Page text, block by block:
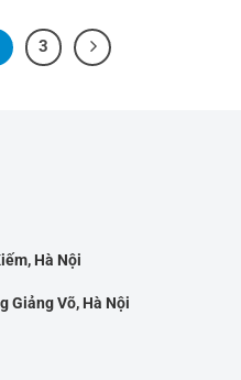
3
Hà Nội
Giảng Võ, Hà Nội